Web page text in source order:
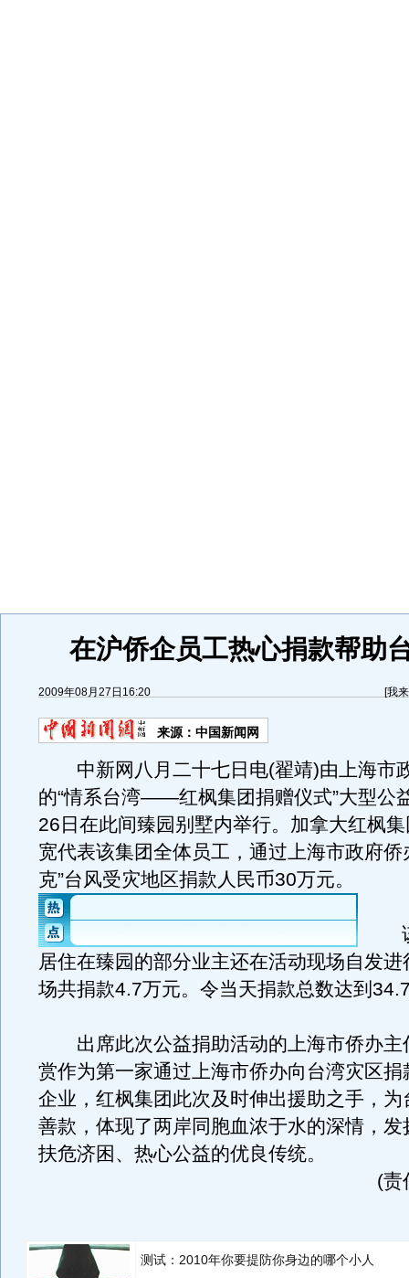
在沪侨企员工热心捐款帮助
2009年08月27日16:20 [我
来源： 中国新闻网
中新网八月二十七日电(翟靖)由上海市
的“情系台湾——红枫集团捐赠仪式”大型公
26日在此间臻园别墅内举行。加拿大红枫
宽代表该集团全体员工，通过上海市政府侨
克”台风受灾地区捐款人民币30万元。
该
居住在臻园的部分业主还在活动现场自发
场共捐款4.7万元。令当天捐款总数达到
出席此次公益捐助活动的上海市侨办主
赏作为第一家通过上海市侨办向台湾灾区捐
企业，红枫集团此次及时伸出援助之手，为
善款，体现了两岸同胞血浓于水的深情，发
扶危济困、热心公益的优良传统。
(责
测试：2010年你要提防你身边的哪个小人